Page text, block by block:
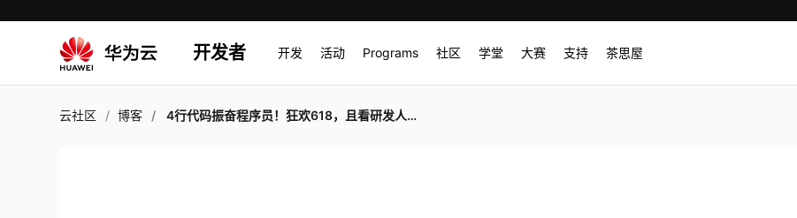
开发者 开发 活动 Programs 社区 学堂 大赛 支持 茶思屋
云社区 博客 4行代码振奋程序员！狂欢618，且看研发人如何绝地求生